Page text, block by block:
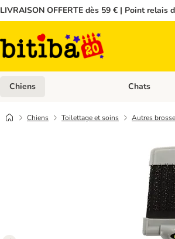
LIVRAISON OFFERTE dès 59 € | Point relais
Chiens Dérouler les
Chats
Chiens Toilettage et soins Autres